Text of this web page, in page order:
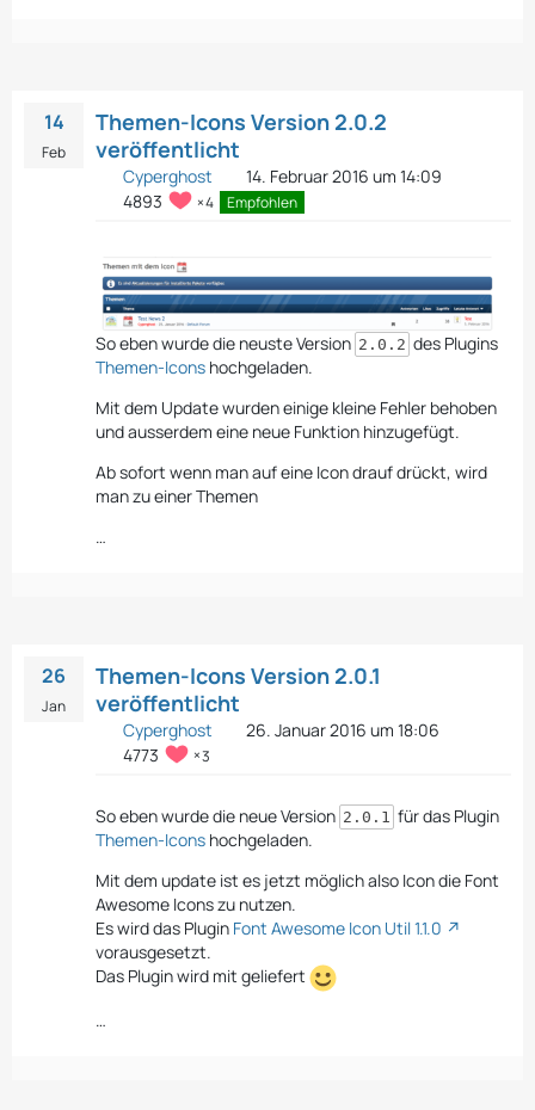
14
Feb
Themen-Icons Version 2.0.2
veröffentlicht
Cyperghost
14. Februar 2016 um 14:09
4893
4 Empfohlen
So eben wurde die neuste Version 2.0.2 des Plugins
Themen-Icons hochgeladen.
Mit dem Update wurden einige kleine Fehler behoben
und ausserdem eine neue Funktion hinzugefügt.
Ab sofort wenn man auf eine Icon drauf drückt, wird
man zu einer Themen
…
26
Jan
Themen-Icons Version 2.0.1
veröffentlicht
Cyperghost
26. Januar 2016 um 18:06
4773
3
So eben wurde die neue Version 2.0.1 für das Plugin
Themen-Icons hochgeladen.
Mit dem update ist es jetzt möglich also Icon die Font
Awesome Icons zu nutzen.
Es wird das Plugin Font Awesome Icon Util 1.1.0
vorausgesetzt.
Das Plugin wird mit geliefert
…